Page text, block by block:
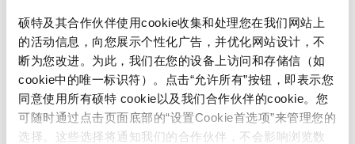
硕特及其合作伙伴使用cookie收集和处理您在我们网站上
的活动信息，向您展示个性化广告，并优化网站设计，不
断为您改进。为此，我们在您的设备上访问和存储信（如
cookie中的唯一标识符）。点击“允许所有”按钮，即表示您
同意使用所有硕特 cookie以及我们合作伙伴的cookie。您
可随时通过点击页面底部的“设置Cookie首选项”来管理您的
选择。这些选择将通知我们的合作伙伴，不会影响浏览数
电话号码
留言*